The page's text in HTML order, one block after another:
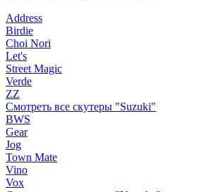
Address
Birdie
Choi Nori
Let's
Street Magic
Verde
ZZ
Смотреть все скутеры "Suzuki"
BWS
Gear
Jog
Town Mate
Vino
Vox